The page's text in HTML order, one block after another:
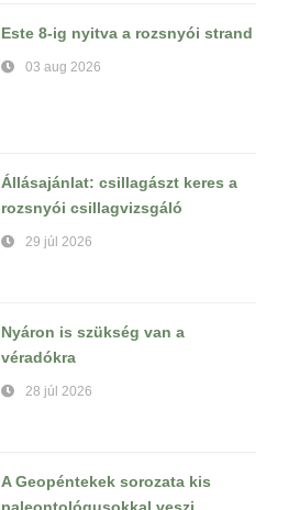
Este 8-ig nyitva a rozsnyói strand
03 aug 2026
Állásajánlat: csillagászt keres a
rozsnyói csillagvizsgáló
29 júl 2026
Nyáron is szükség van a
véradókra
28 júl 2026
A Geopéntekek sorozata kis
paleontológusokkal veszi